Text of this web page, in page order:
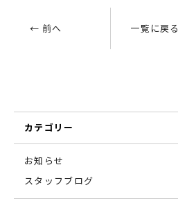
← 前へ 一覧に戻る
カテゴリー
お知らせ
スタッフブログ